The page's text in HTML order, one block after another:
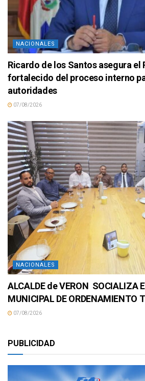
NACIONALES
Ricardo de los Santos asegura el
fortalecido del proceso interno
autoridades
07/08/2026
NACIONALES
ALCALDE de VERON SOCIALIZA
MUNICIPAL DE ORDENAMIENTO
07/08/2026
PUBLICIDAD